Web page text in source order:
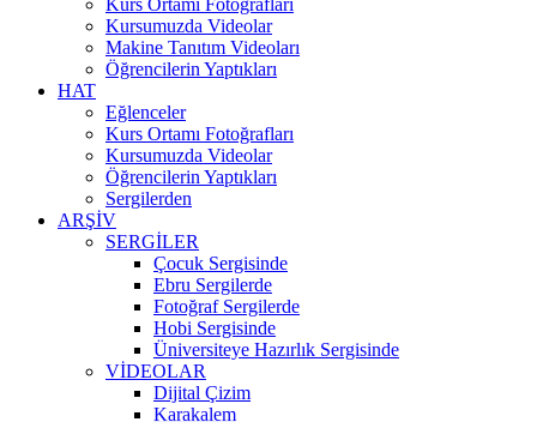
Kurs Ortamı Fotoğrafları
Kursumuzda Videolar
Makine Tanıtım Videoları
Öğrencilerin Yaptıkları
HAT
Eğlenceler
Kurs Ortamı Fotoğrafları
Kursumuzda Videolar
Öğrencilerin Yaptıkları
Sergilerden
ARŞİV
SERGİLER
Çocuk Sergisinde
Ebru Sergilerde
Fotoğraf Sergilerde
Hobi Sergisinde
Üniversiteye Hazırlık Sergisinde
VİDEOLAR
Dijital Çizim
Karakalem